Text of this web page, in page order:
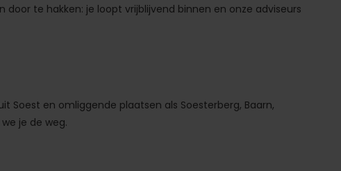
te hakken: je loopt vrijblijvend binnen en onze adviseurs
Soest en omliggende plaatsen als Soesterberg, Baarn,
je de weg.